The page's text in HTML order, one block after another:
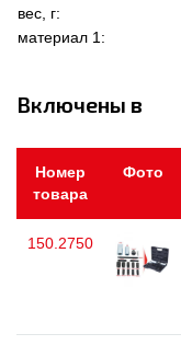
вес, г:
материал 1:
Включены в
Номер
товара
Фото
150.2750